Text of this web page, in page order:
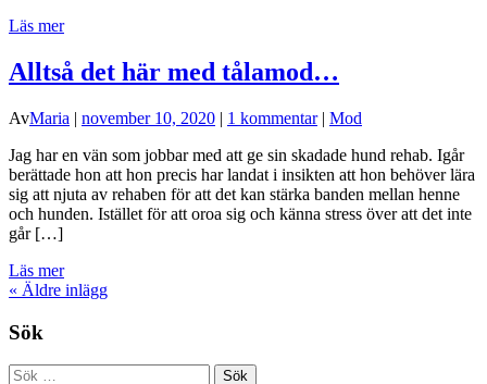
Läs mer
Alltså det här med tålamod…
AvMaria | november 10, 2020 | 1 kommentar| Mod
Jag har en vän som jobbar med att ge sin skadade hund rehab. Igår
berättade hon att hon precis har landat i insikten att hon behöver lära
sig att njuta av rehaben för att det kan stärka banden mellan henne
och hunden. Istället för att oroa sig och känna stress över att det inte
går […]
Läs mer
« Äldre inlägg
Sök
Sök